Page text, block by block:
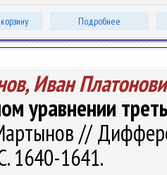
Подробнее
Иван
уравнении
//
1640-1641.